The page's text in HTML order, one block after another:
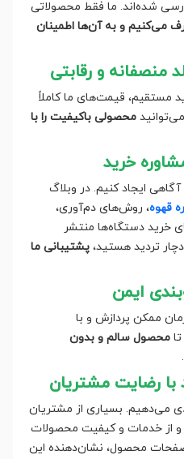
شده‌اند. ما فقط محصولاتی
می‌کنیم و به آن‌ها اطمینان
مستقیم، قیمت‌های ما کاملاً
محصولی باکیفیت را با
ایجاد کنیم. در وبلاگ
قهوه، روش‌های دم‌آوری،
خرید دستگاه‌ها منتشر
تردید هستید، پشتیبانی ما
ممکن پردازش و با
محصول سالم و بدون
می‌دهیم. بسیاری از مشتریان
و از خدمات و کیفیت محصولات
صفحات محصول، نشان‌دهنده این